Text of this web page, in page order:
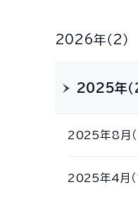
2026年（2）
2025年（
2025年8月（
2025年4月（